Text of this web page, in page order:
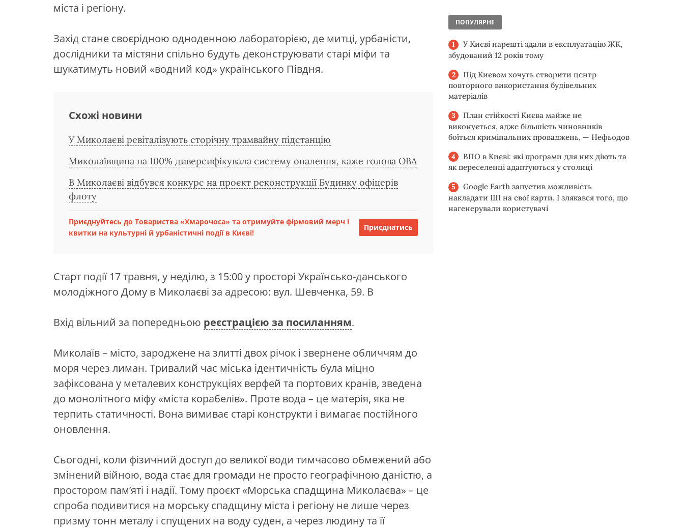
міста і регіону.
Захід стане своєрідною одноденною лабораторією, де митці, урбаністи,
дослідники та містяни спільно будуть деконструювати старі міфи та
шукатимуть новий «водний код» українського Півдня.
Схожі новини
У Миколаєві ревіталізують сторічну трамвайну підстанцію
Миколаївщина на 100% диверсифікувала систему опалення, каже голова ОВА
В Миколаєві відбувся конкурс на проєкт реконструкції Будинку офіцерів
флоту
Приєднуйтесь до Товариства «Хмарочоса» та отримуйте фірмовий мерч і
квитки на культурні й урбаністичні події в Києві!
Приєднатись
Старт події 17 травня, у неділю, з 15:00 у просторі Українсько-данського
молодіжного Дому в Миколаєві за адресою: вул. Шевченка, 59. В
Вхід вільний за попередньою реєстрацією за посиланням.
Миколаїв – місто, зароджене на злитті двох річок і звернене обличчям до
моря через лиман. Тривалий час міська ідентичність була міцно
зафіксована у металевих конструкціях верфей та портових кранів, зведена
до монолітного міфу «міста корабелів». Проте вода – це матерія, яка не
терпить статичності. Вона вимиває старі конструкти і вимагає постійного
оновлення.
Сьогодні, коли фізичний доступ до великої води тимчасово обмежений або
змінений війною, вода стає для громади не просто географічною даністю, а
простором пам’яті і надії. Тому проєкт «Морська спадщина Миколаєва» – це
спроба подивитися на морську спадщину міста і регіону не лише через
призму тонн металу і спущених на воду суден, а через людину та її
ПОПУЛЯРНЕ
У Києві нарешті здали в експлуатацію ЖК,
збудований 12 років тому
Під Києвом хочуть створити центр
повторного використання будівельних
матеріалів
План стійкості Києва майже не
виконується, адже більшість чиновників
боїться кримінальних проваджень, — Нефьодов
ВПО в Києві: які програми для них діють та
як переселенці адаптуються у столиці
Google Earth запустив можливість
накладати ШІ на свої карти. І злякався того, що
нагенерували користувачі